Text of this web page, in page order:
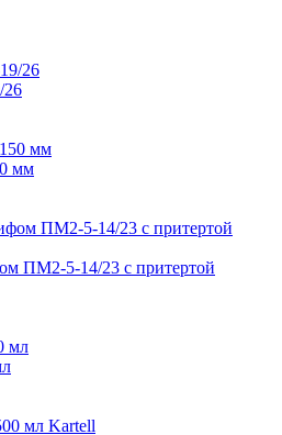
26
мм
ПМ2-5-14/23 с притертой